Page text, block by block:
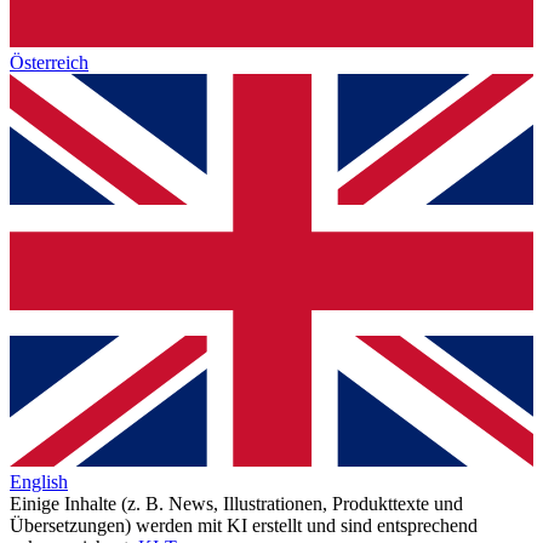
Österreich
English
Einige Inhalte (z. B. News, Illustrationen, Produkttexte und
Übersetzungen) werden mit KI erstellt und sind entsprechend